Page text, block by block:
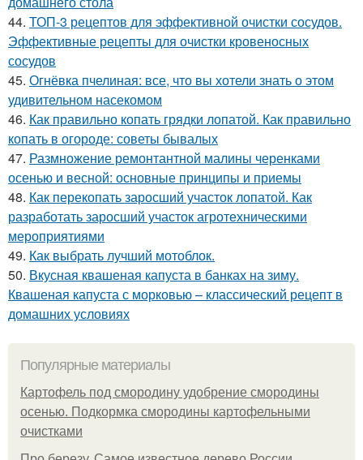
44. ТОП-3 рецептов для эффективной очистки сосудов.
Эффективные рецепты для очистки кровеносных
сосудов
45. Огнёвка пчелиная: все, что вы хотели знать о этом
удивительном насекомом
46. Как правильно копать грядки лопатой. Как правильно
копать в огороде: советы бывалых
47. Размножение ремонтантной малины черенками
осенью и весной: основные принципы и приемы
48. Как перекопать заросший участок лопатой. Как
разработать заросший участок агротехническими
мероприятиями
49. Как выбрать лучший мотоблок.
50. Вкусная квашеная капуста в банках на зиму.
Квашеная капуста с морковью – классический рецепт в
домашних условиях
Популярные материалы
Картофель под смородину удобрение смородины
осенью. Подкормка смородины картофельными
очистками